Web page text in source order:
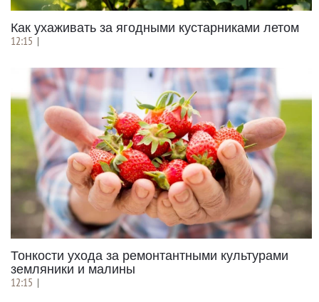
Как ухаживать за ягодными кустарниками летом
12:15
Тонкости ухода за ремонтантными культурами
земляники и малины
12:15 |